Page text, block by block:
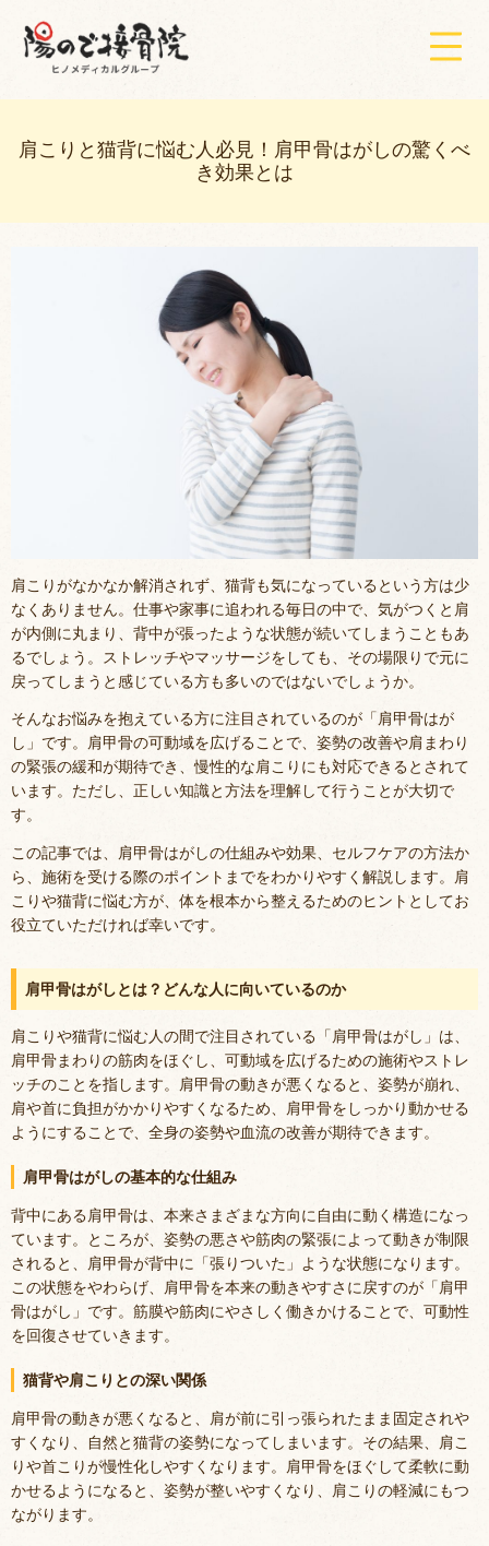
肩こりと猫背に悩む人必見！肩甲骨はがしの驚くべ
き効果とは
肩こりがなかなか解消されず、猫背も気になっているという方は少
なくありません。仕事や家事に追われる毎日の中で、気がつくと肩
が内側に丸まり、背中が張ったような状態が続いてしまうこともあ
るでしょう。ストレッチやマッサージをしても、その場限りで元に
戻ってしまうと感じている方も多いのではないでしょうか。
そんなお悩みを抱えている方に注目されているのが「肩甲骨はが
し」です。肩甲骨の可動域を広げることで、姿勢の改善や肩まわり
の緊張の緩和が期待でき、慢性的な肩こりにも対応できるとされて
います。ただし、正しい知識と方法を理解して行うことが大切で
す。
この記事では、肩甲骨はがしの仕組みや効果、セルフケアの方法か
ら、施術を受ける際のポイントまでをわかりやすく解説します。肩
こりや猫背に悩む方が、体を根本から整えるためのヒントとしてお
役立ていただければ幸いです。
肩甲骨はがしとは？どんな人に向いているのか
肩こりや猫背に悩む人の間で注目されている「肩甲骨はがし」は、
肩甲骨まわりの筋肉をほぐし、可動域を広げるための施術やストレ
ッチのことを指します。肩甲骨の動きが悪くなると、姿勢が崩れ、
肩や首に負担がかかりやすくなるため、肩甲骨をしっかり動かせる
ようにすることで、全身の姿勢や血流の改善が期待できます。
肩甲骨はがしの基本的な仕組み
背中にある肩甲骨は、本来さまざまな方向に自由に動く構造になっ
ています。ところが、姿勢の悪さや筋肉の緊張によって動きが制限
されると、肩甲骨が背中に「張りついた」ような状態になります。
この状態をやわらげ、肩甲骨を本来の動きやすさに戻すのが「肩甲
骨はがし」です。筋膜や筋肉にやさしく働きかけることで、可動性
を回復させていきます。
猫背や肩こりとの深い関係
肩甲骨の動きが悪くなると、肩が前に引っ張られたまま固定されや
すくなり、自然と猫背の姿勢になってしまいます。その結果、肩こ
りや首こりが慢性化しやすくなります。肩甲骨をほぐして柔軟に動
かせるようになると、姿勢が整いやすくなり、肩こりの軽減にもつ
ながります。